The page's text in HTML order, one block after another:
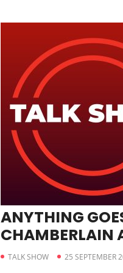
ANYTHING
CHAMBERLAIN
(THE FEMININE
TALK SHOW 25 SEPTEMBER